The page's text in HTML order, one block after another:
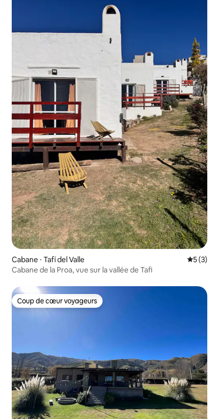
Cabane ⋅ Tafí del Valle
5 (3)
Cabane de la Proa, vue sur la vallée de Tafi
Coup de cœur voyageurs
Coup de cœur voyageurs